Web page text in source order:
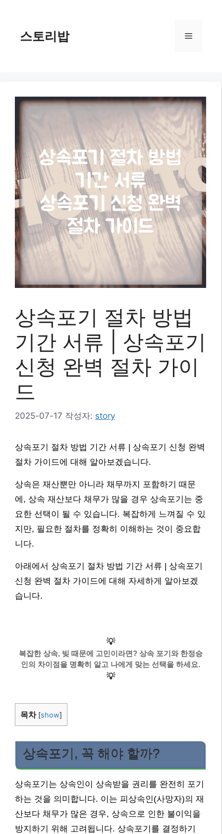
스토리밥 메
상속포기 절차 방법
기간 서류 | 상속포기
신청 완벽 절차 가이
드
2025-07-17 작성자: story
상속포기 절차 방법 기간 서류 | 상속포기 신청 완벽
절차 가이드에 대해 알아보겠습니다.
상속은 재산뿐만 아니라 채무까지 포함하기 때문
에, 상속 재산보다 채무가 많을 경우 상속포기는 중
요한 선택이 될 수 있습니다. 복잡하게 느껴질 수 있
지만, 필요한 절차를 정확히 이해하는 것이 중요합
니다.
아래에서 상속포기 절차 방법 기간 서류 | 상속포기
신청 완벽 절차 가이드에 대해 자세하게 알아보겠
습니다.
💡
복잡한 상속, 빚 때문에 고민이라면? 상속 포기와 한정승
인의 차이점을 명확히 알고 나에게 맞는 선택을 하세요.
💡
목차 [show]
상속포기, 꼭 해야 할까?
상속포기는 상속인이 상속받을 권리를 완전히 포기
하는 것을 의미합니다. 이는 피상속인(사망자)의 재
산보다 채무가 많은 경우, 상속으로 인한 불이익을
방지하기 위해 고려됩니다. 상속포기를 결정하기